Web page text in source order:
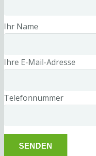
Ihr Name
Ihre E-Mail-Adresse
Telefonnummer